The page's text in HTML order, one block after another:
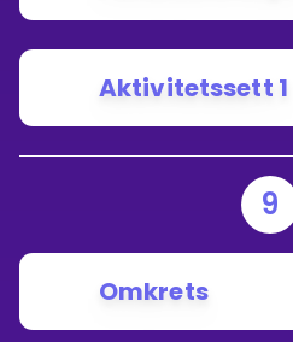
Aktivitetssett 1
9
Omkrets